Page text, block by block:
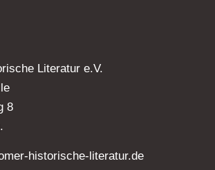
Literatur e.V.
8
historische-literatur.de